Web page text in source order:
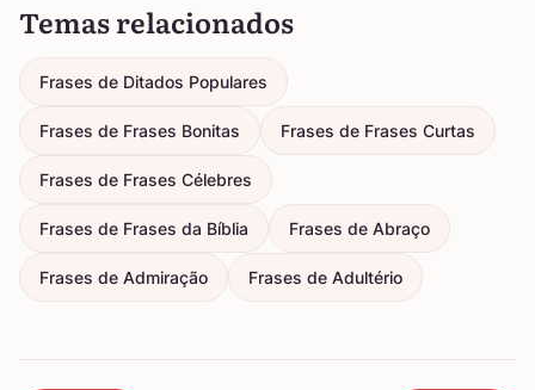
Temas relacionados
Frases de Ditados Populares
Frases de Frases Bonitas Frases de Frases Curtas
Frases de Frases Célebres
Frases de Frases da Bíblia Frases de Abraço
Frases de Admiração Frases de Adultério